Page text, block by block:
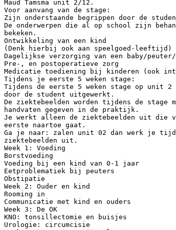
Maud Tamsma unit 2/12.
Voor aanvang van de stage:
Zijn onderstaande begrippen door de
De onderwerpen die al op school zijn
bekeken.
Ontwikkeling van een kind
(Denk hierbij ook aan speelgoed-leeftijd)
Dagelijkse verzorging van een baby/
Pre-, en postoperatieve zorg
Medicatie toediening bij kinderen (ook
Tijdens je eerste 5 weken stage:
Tijdens de eerste 5 weken stage op unit 2
door de student uitgewerkt.
De ziektebeelden worden tijdens de stage
handvaten gegeven in de praktijk.
Je werkt alleen de ziektebeelden uit die
eerste naartoe gaat.
Ga je naar: zalen unit 02 dan werk je
ziektebeelden uit.
Week 1: Voeding
Borstvoeding
Voeding bij een kind van 0-1 jaar
Eetproblematiek bij peuters
Obstipatie
Week 2: Ouder en kind
Rooming in
Communicatie met kind en ouders
Week 3: De OK
KNO: tonsillectomie en buisjes
Urologie: circumcisie